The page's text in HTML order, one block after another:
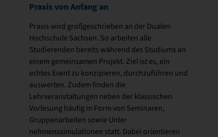
Praxis von Anfang an
Praxis wird großgeschrieben an der Dualen
Hochschule Sachsen. So arbeiten alle
Studierenden bereits während des Studiums an
einem gemeinsamen Projekt. Ziel ist es, ein
echtes Event zu konzipieren, durchzuführen und
auswerten. Zudem finden die
Lehrveranstaltungen neben der klassischen
Vorlesung häufig in Form von Seminaren,
Gruppenarbeiten sowie Unter
nehmenssimulationen statt. Dabei orientieren